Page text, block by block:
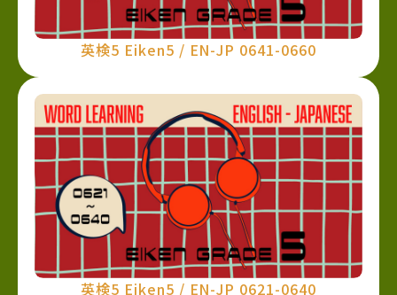
英検5 Eiken5 / EN-JP 0641-0660
英検5 Eiken5 / EN-JP 0621-0640